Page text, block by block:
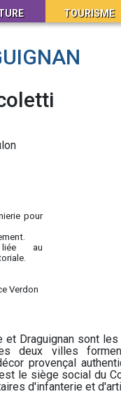
TOURISME
pour
liée au
Verdon
et Draguignan sont
deux villes
provençal
le siège social du
d'infanterie et